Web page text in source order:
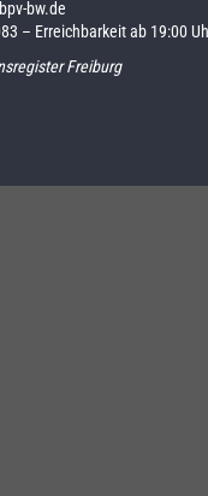
bw.de
– Erreichbarkeit ab 19:00
Freiburg